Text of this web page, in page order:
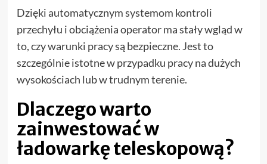
Dzięki automatycznym systemom kontroli
przechyłu i obciążenia operator ma stały wgląd w
to, czy warunki pracy są bezpieczne. Jest to
szczególnie istotne w przypadku pracy na dużych
wysokościach lub w trudnym terenie.
Dlaczego warto
zainwestować w
ładowarkę teleskopową?